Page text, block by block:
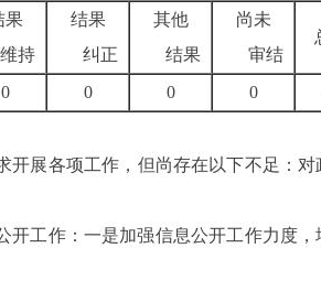
果
维持
结果
纠正
其他
结果
尚未
审结
0 0 0 0
展各项工作，但尚存在以下不足：
工作：一是加强信息公开工作力度